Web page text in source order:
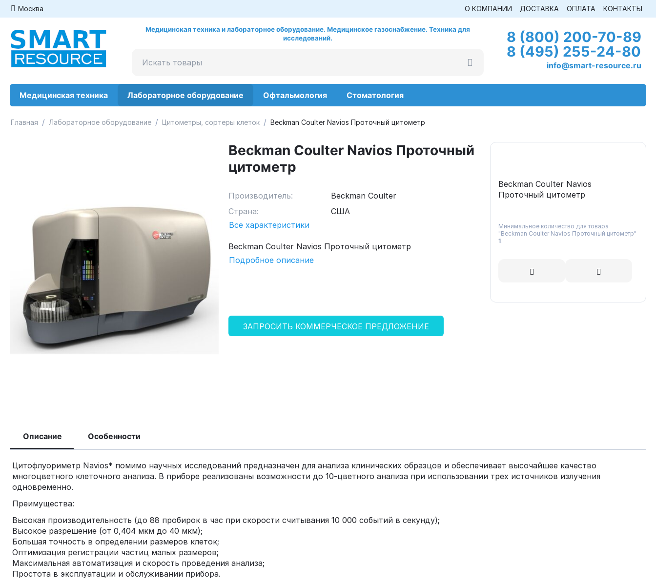
Москва О КОМПАНИИ ДОСТАВКА ОПЛАТА КОНТАКТЫ
Медицинская техника и лабораторное оборудование. Медицинское газоснабжение. Техника для
исследований.
8 (800) 200-70-89
8 (495) 255-24-80
info@smart-resource.ru
Медицинская техника Лабораторное оборудование Офтальмология Стоматология
Главная / Лабораторное оборудование / Цитометры, сортеры клеток / Beckman Coulter Navios Проточный цитометр
Beckman Coulter Navios Проточный
цитометр
Производитель:
Beckman Coulter
Страна:
США
Все характеристики
Beckman Coulter Navios Проточный цитометр
Подробное описание
Beckman Coulter Navios
Проточный цитометр
Минимальное количество для товара
"Beckman Coulter Navios Проточный цитометр"
1.
ЗАПРОСИТЬ КОММЕРЧЕСКОЕ ПРЕДЛОЖЕНИЕ
Описание Особенности
Цитофлуориметр Navios* помимо научных исследований предназначен для анализа клинических образцов и обеспечивает высочайшее качество
многоцветного клеточного анализа. В приборе реализованы возможности до 10-цветного анализа при использовании трех источников излучения
одновременно.
Преимущества:
Высокая производительность (до 88 пробирок в час при скорости считывания 10 000 событий в секунду);
Высокое разрешение (от 0,404 мкм до 40 мкм);
Большая точность в определении размеров клеток;
Оптимизация регистрации частиц малых размеров;
Максимальная автоматизация и скорость проведения анализа;
Простота в эксплуатации и обслуживании прибора.